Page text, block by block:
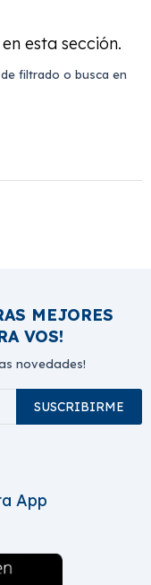
esta sección.
filtrado o busca en
MEJORES
VOS!
novedades!
SUSCRIBIRME
App